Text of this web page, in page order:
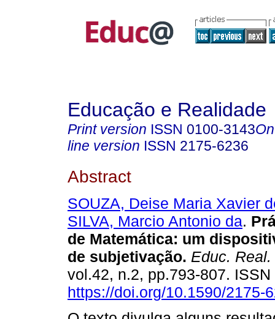
Educação e Realidade
Print version ISSN 0100-3143
line version ISSN 2175-6236
Abstract
SOUZA, Deise Maria Xavier
SILVA, Marcio Antonio da.
de Matemática: um
de subjetivação. Educ. Real.
vol.42, n.2, pp.793-807.
https://doi.org/10.1590/2175-